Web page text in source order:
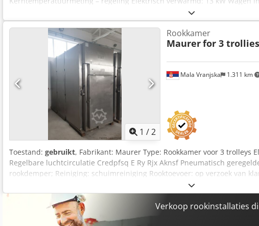
1 /2
Mala Vranjska 1.311 km
Rookkamer
Maurerfor 3 trollies
Toestand: gebruikt, Fabrikant: Maurer Type: Rookkamer voor 3 trolleys
Regelbare luchtcirculatie Credpfsq E Ry Rjx Aknsf Pneumatisch
rookdemper; Reiniging: schuimreiniging Rooktoevoer: op verzoek van
Zonder naverbrandingssysteem Inbouwmaten van de machine in cm:
270 Afmetingen trolley in cm: 100x100x200
Verkoop rookinstallaties